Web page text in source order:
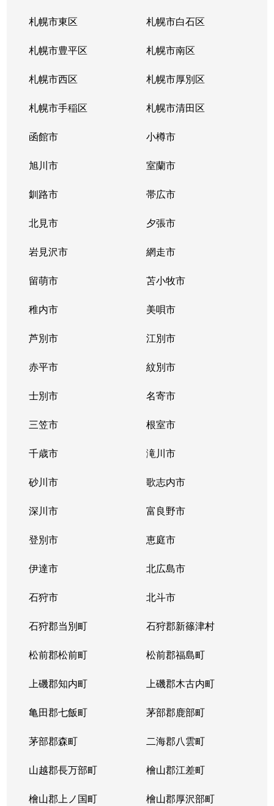
札幌市東区 札幌市白石区
札幌市豊平区 札幌市南区
札幌市西区 札幌市厚別区
札幌市手稲区 札幌市清田区
函館市 小樽市
旭川市 室蘭市
釧路市 帯広市
北見市 夕張市
岩見沢市 網走市
留萌市 苫小牧市
稚内市 美唄市
芦別市 江別市
赤平市 紋別市
士別市 名寄市
三笠市 根室市
千歳市 滝川市
砂川市 歌志内市
深川市 富良野市
登別市 恵庭市
伊達市 北広島市
石狩市 北斗市
石狩郡当別町 石狩郡新篠津村
松前郡松前町 松前郡福島町
上磯郡知内町 上磯郡木古内町
亀田郡七飯町 茅部郡鹿部町
茅部郡森町 二海郡八雲町
山越郡長万部町 檜山郡江差町
檜山郡上ノ国町 檜山郡厚沢部町